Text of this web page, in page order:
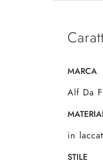
MARCA
Alf Da
in
STILE